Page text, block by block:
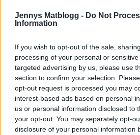
Jennys Matblogg - Do Not
Information
If you wish to opt-out of the sale,
processing of your personal or
targeted advertising by us, please use
section to confirm your selection.
opt-out request is processed you may
interest-based ads based on personal
us or personal information disclosed to
your opt-out. You may separately opt-
disclosure of your personal information